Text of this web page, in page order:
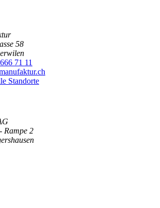
58
71 11
Standorte
Rampe 2